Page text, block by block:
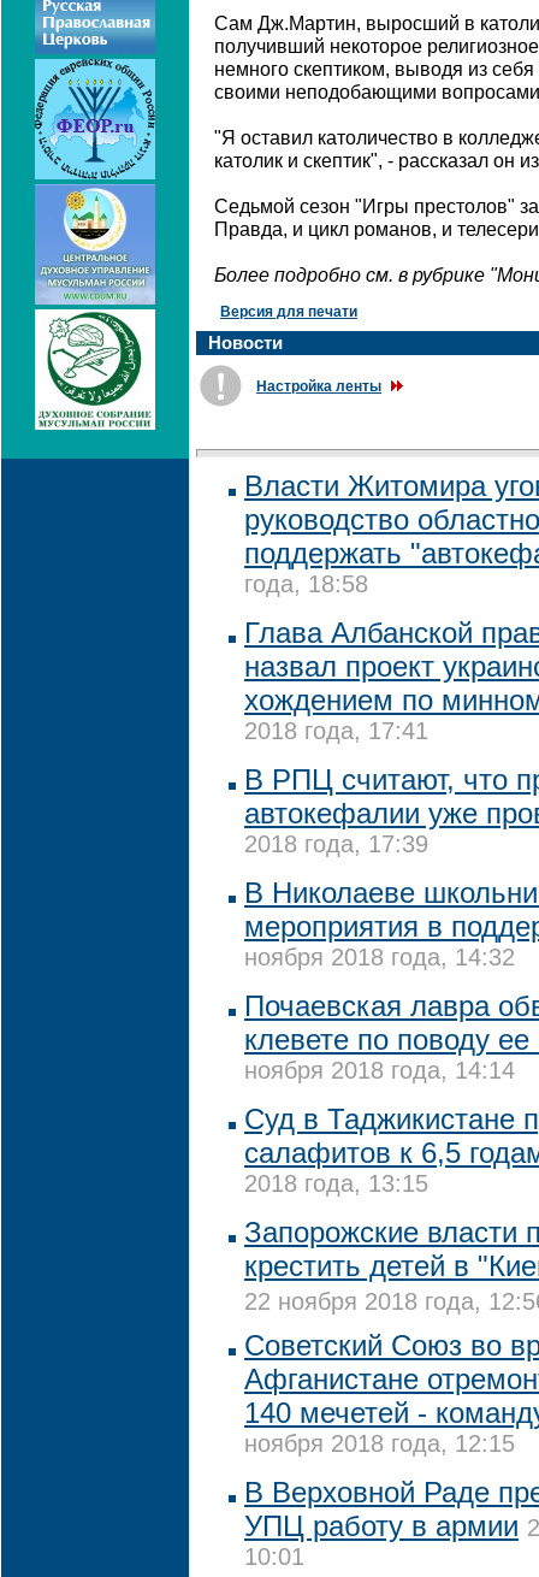
Сам Дж.Мартин, выросший в
получивший некоторое
немного скептиком, выводя из
своими неподобающими
"Я оставил католичество в
католик и скептик", - рассказал он
Седьмой сезон "Игры престолов"
Правда, и цикл романов, и
Более подробно см. в рубрике
Версия для печати
Новости
Настройка ленты
Власти Житомира
руководство
поддержать
года, 18:58
Глава Албанской
назвал проект
хождением по
2018 года, 17:41
В РПЦ считают, что
автокефалии уже
2018 года, 17:39
В Николаеве
мероприятия в
ноября 2018 года, 14:32
Почаевская лавра
клевете по поводу
ноября 2018 года, 14:14
Суд в Таджикистане
салафитов к 6,5
2018 года, 13:15
Запорожские власти
крестить детей в
22 ноября 2018 года,
Советский Союз во
Афганистане
140 мечетей -
ноября 2018 года, 12:15
В Верховной Раде
УПЦ работу в армии
10:01